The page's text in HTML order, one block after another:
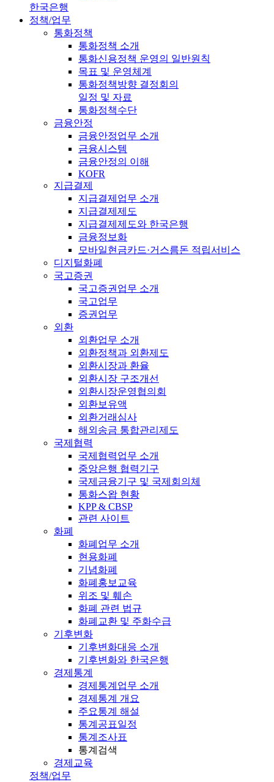
한국은행
정책/업무
통화정책
통화정책 소개
통화신용정책 운영의 일반원칙
목표 및 운영체계
통화정책방향 결정회의
일정 및 자료
통화정책수단
금융안정
금융안정업무 소개
금융시스템
금융안정의 이해
KOFR
지급결제
지급결제업무 소개
지급결제제도
지급결제제도와 한국은행
금융정보화
모바일현금카드·거스름돈 적립서비스
디지털화폐
국고증권
국고증권업무 소개
국고업무
증권업무
외환
외환업무 소개
외환정책과 외환제도
외환시장과 환율
외환시장 구조개선
외환시장운영협의회
외환보유액
외환거래심사
해외송금 통합관리제도
국제협력
국제협력업무 소개
중앙은행 협력기구
국제금융기구 및 국제회의체
통화스왑 현황
KPP & CBSP
관련 사이트
화폐
화폐업무 소개
현용화폐
기념화폐
화폐홍보교육
위조 및 훼손
화폐 관련 법규
화폐교환 및 주화수급
기후변화
기후변화대응 소개
기후변화와 한국은행
경제통계
경제통계업무 소개
경제통계 개요
주요통계 해설
통계공표일정
통계조사표
통계검색
경제교육
정책/업무